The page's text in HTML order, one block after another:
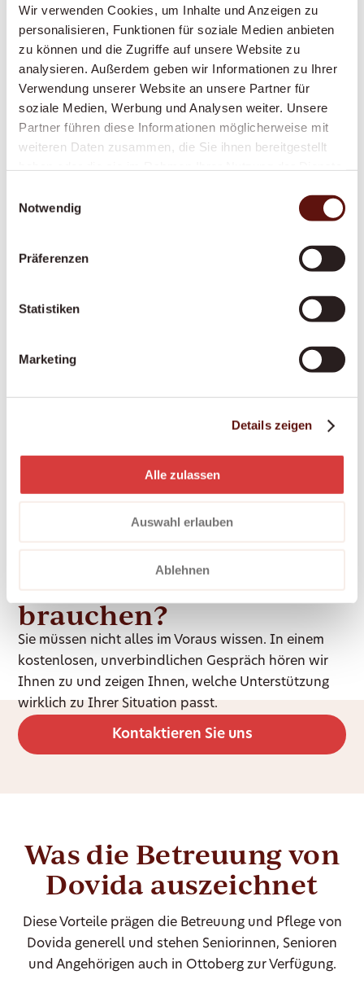
Wir verwenden Cookies, um Inhalte und Anzeigen zu
personalisieren, Funktionen für soziale Medien anbieten
zu können und die Zugriffe auf unsere Website zu
analysieren. Außerdem geben wir Informationen zu Ihrer
Verwendung unserer Website an unsere Partner für
soziale Medien, Werbung und Analysen weiter. Unsere
Partner führen diese Informationen möglicherweise mit
weiteren Daten zusammen, die Sie ihnen bereitgestellt
Notwendig
Präferenzen
Statistiken
Marketing
Details zeigen
Alle zulassen
Auswahl erlauben
Ablehnen
Grundpflege
Würdevolle Unterstützung bei Körperpflege
und Mobilität, durch Krankenkassen
anerkannt – damit Sie sich sicher und
Sie pflegen einen Angehörigen? Wir sichern Sie
Anstellung, Ausbildung und Unterstützung an
Palliative Situationen
enger Zusammenarbeit mit Palliative-Care-
Unsicher, was Sie
brauchen?
Sie müssen nicht alles im Voraus wissen. In einem
kostenlosen, unverbindlichen Gespräch hören wir
Ihnen zu und zeigen Ihnen, welche Unterstützung
wirklich zu Ihrer Situation passt.
Kontaktieren Sie uns
Was die Betreuung von
Dovida auszeichnet
Diese Vorteile prägen die Betreuung und Pflege von
Dovida generell und stehen Seniorinnen, Senioren
und Angehörigen auch in Ottoberg zur Verfügung.